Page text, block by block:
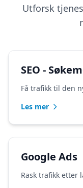
Utforsk
SEO -
Få trafikk til den
Les mer
Google Ads
Rask trafikk etter